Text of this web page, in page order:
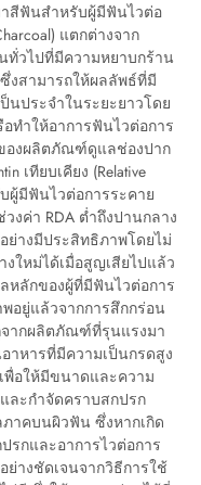
สีฟันสำหรับผู้มีฟันไวต่อ
แตกต่างจาก
วไปที่มีความหยาบกร้าน
งสามารถให้ผลลัพธ์ที่มี
นประจำในระยะยาวโดย
ทำให้อาการฟันไวต่อการ
องผลิตภัณฑ์ดูแลช่องปาก
เทียบเคียง (Relative
ผู้มีฟันไวต่อการระคาย
งค่า RDA ต่ำถึงปานกลาง
ย่างมีประสิทธิภาพโดยไม่
ใหม่ได้เมื่อสูญเสียไปแล้ว
หลักของผู้ที่มีฟันไวต่อการ
อยู่แล้วจากการสึกกร่อน
จากผลิตภัณฑ์ที่รุนแรงมา
าหารที่มีความเป็นกรดสูง
พื่อให้มีขนาดและความ
ละกำจัดคราบสกปรก
าคบนผิวฟัน ซึ่งหากเกิด
รกและอาการไวต่อการ
างชัดเจนจากวิธีการใช้